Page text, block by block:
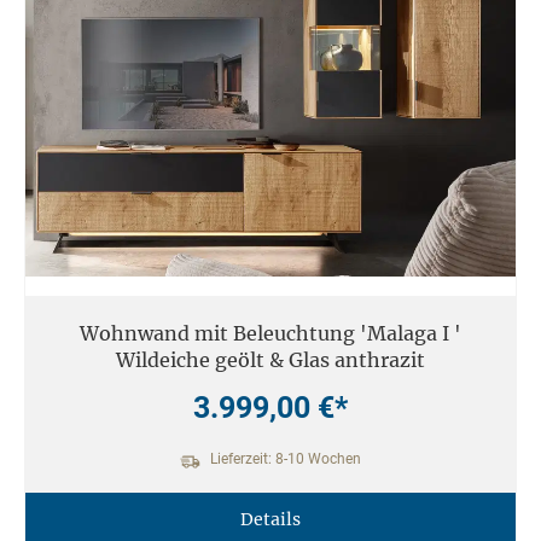
Entsorgungsvorschriften sind zu beachten.
Unsere Massivmöbel sind so konzipiert das Sie für den privaten
Gebrauch in Haushalten geeignet sind. Diese Möbel sind nicht für
kommerziellen Gebrauch geeignet.
Unsere Massivholzmöbel sind nicht für den Außenbereich geeignet.
Wohnwand mit Beleuchtung 'Malaga I '
Wildeiche geölt & Glas anthrazit
3.999,00 €*
Lieferzeit: 8-10 Wochen
Details